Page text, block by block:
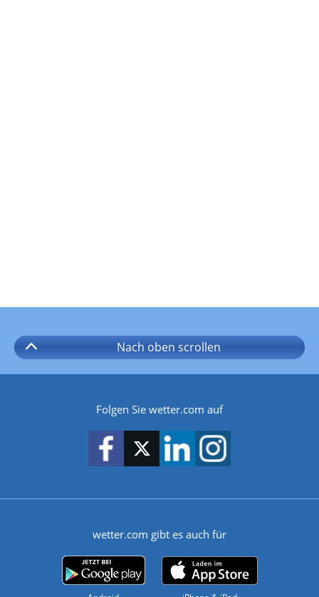
Nach oben scrollen
Folgen Sie wetter.com auf
wetter.com gibt es auch für